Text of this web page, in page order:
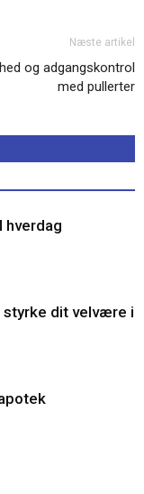
Næste artikel
og adgangskontrol
med pullerter
hverdag
styrke dit velvære i